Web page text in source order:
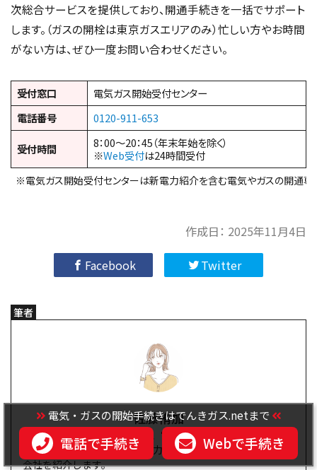
次総合サービスを提供しており、開通手続きを一括でサポート
します。（ガスの開栓は東京ガスエリアのみ）忙しい方やお時間
がない方は、ぜひ一度お問い合わせください。
受付窓口
電気ガス開始受付センター
電話番号
0120-911-653
受付時間
8：00～20：45（年末年始を除く）
※Web受付は24時間受付
※電気ガス開始受付センターは新電力紹介を含む電気やガスの開通専
作成日： 2025年11月4日
Facebook
Twitter
筆者
佐藤侑加
電気やガスの販売経験があり、電力会社の情報を分かりやす
く発信するのが得意です。 電力会社の情報やおすすめの電力
会社を紹介します。
電気・ガスの開始手続きはでんきガス.netまで
電話で手続き Webで手続き